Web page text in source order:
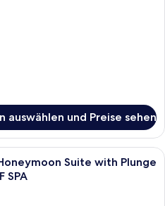
auswählen und Preise sehen
Ein Balkon mit Holzboden, einer
Suite with Plunge
SPA